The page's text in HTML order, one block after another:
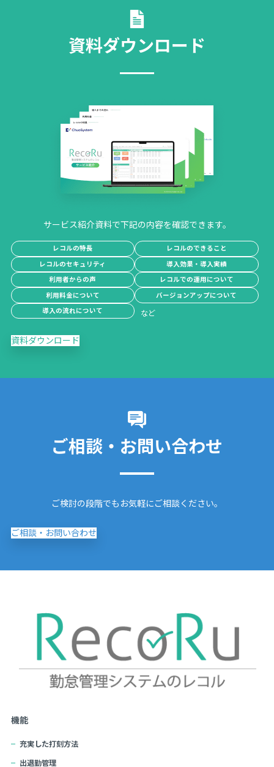
資料ダウンロード
サービス紹介資料で下記の内容を確認できます。
レコルの特長
レコルのできること
レコルのセキュリティ
導入効果・導入実績
利用者からの声
レコルでの運用について
利用料金について
バージョンアップについて
導入の流れについて
資料ダウンロード
ご相談・お問い合わせ
ご検討の段階でもお気軽にご相談ください。
ご相談・お問い合わせ
機能
充実した打刻方法
出退勤管理